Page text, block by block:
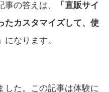
事の答えは、
「直販サイ
たカスタマイズして、使
になります。
した。この記事は体験に